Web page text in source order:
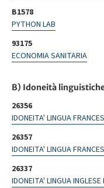
B1578
PYTHON LAB
93175
ECONOMIA SANITARIA
B) Idoneità
26356
IDONEITA' LINGUA
26357
IDONEITA' LINGUA
26337
IDONEITA' LINGUA INGLESE